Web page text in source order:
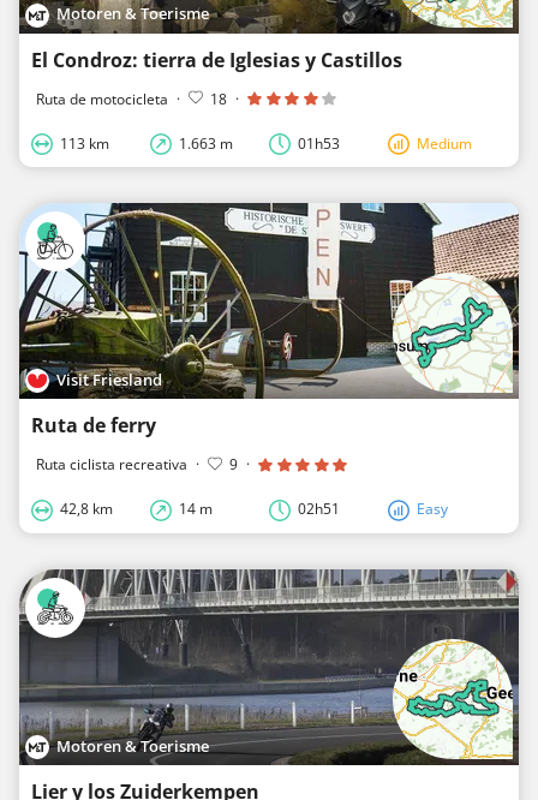
Motoren & Toerisme
El Condroz: tierra de Iglesias y Castillos
Ruta de motocicleta · 18 ·
113 km 1.663 m 01h53 Medium
Visit Friesland
Ruta de ferry
Ruta ciclista recreativa · 9 ·
42,8 km 14 m 02h51 Easy
Motoren & Toerisme
Lier y los Zuiderkempen